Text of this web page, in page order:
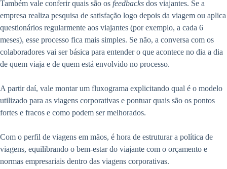
Também vale conferir quais são os feedbacks dos viajantes. Se a
empresa realiza pesquisa de satisfação logo depois da viagem ou aplica
questionários regularmente aos viajantes (por exemplo, a cada 6
meses), esse processo fica mais simples. Se não, a conversa com os
colaboradores vai ser básica para entender o que acontece no dia a dia
de quem viaja e de quem está envolvido no processo.
A partir daí, vale montar um fluxograma explicitando qual é o modelo
utilizado para as viagens corporativas e pontuar quais são os pontos
fortes e fracos e como podem ser melhorados.
Com o perfil de viagens em mãos, é hora de estruturar a política de
viagens, equilibrando o bem-estar do viajante com o orçamento e
normas empresariais dentro das viagens corporativas.